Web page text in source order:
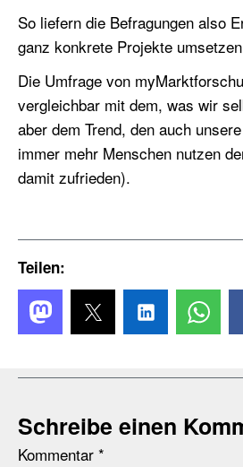
So liefern die Befragungen also
ganz konkrete Projekte
Die Umfrage von
vergleichbar mit dem, was wir
aber dem Trend, den auch
immer mehr Menschen nutzen
damit zufrieden).
Teilen:
Schreibe einen
Kommentar *